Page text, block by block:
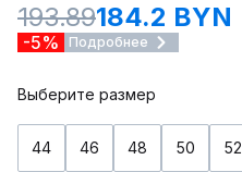
193.89184.2 BYN
-5% Подробнее
Выберите размер
44 46 48 50 52